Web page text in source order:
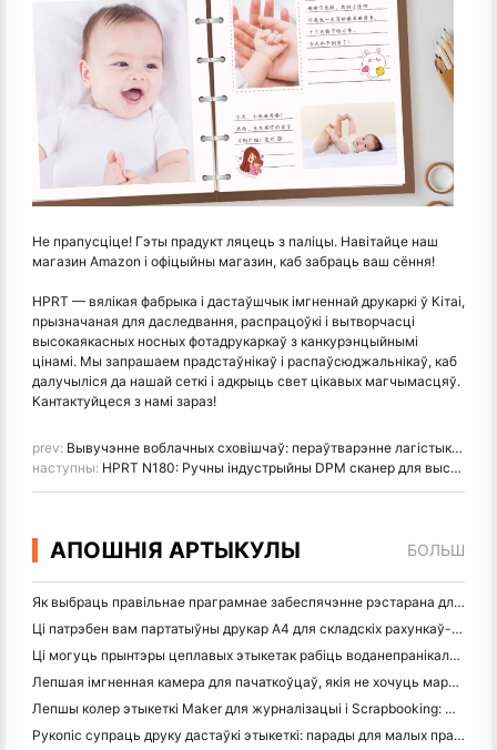
Не прапусціце! Гэты прадукт ляцець з паліцы. Навітайце наш
магазин Amazon і офіцыйны магазин, каб забраць ваш сёння!
HPRT — вялікая фабрыка і дастаўшчык імгненнай друкаркі ў Кітаі,
прызначаная для даследвання, распрацоўкі і вытворчасці
высокаякасных носных фотадрукаркаў з канкурэнцыйнымі
цінамі. Мы запрашаем прадстаўнікаў і распаўсюджальнікаў, каб
далучыліся да нашай сеткі і адкрыць свет цікавых магчымасцяў.
Кантактуйцеся з намі зараз!
prev: Вывучэнне воблачных сховішчаў: пераўтварэнне лагістыкі з воблачным сховішчам і IoT
наступны: HPRT N180: Ручны індустрыйны DPM сканер для высокай дакладнасці і працягласці
АПОШНІЯ АРТЫКУЛЫ БОЛЬШ
Як выбраць правільнае праграмнае забеспячэнне рэстарана для вашага маленькага або сярэдняга рэстарана
Ці патрэбен вам партатыўны друкар A4 для складскіх рахункаў-фактур? Што на самай справе працуе
Ці могуць прынтэры цеплавых этыкетак рабіць воданепранікальныя этыкеткі для прадуктаў малога бізнесу?
Лепшая імгненная камера для пачаткоўцаў, якія не хочуць марнаваць паперу
Лепшы колер этыкеткі Maker для журналізацыі і Scrapbooking: Дадаць больш колеру на кожную старонку
Рукопіс супраць друку дастаўкі этыкеткі: парады для малых прадпрыемстваў у 2026 годзе